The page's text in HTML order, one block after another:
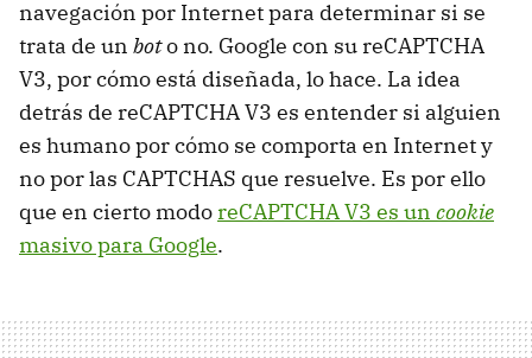
navegación por Internet para determinar si se
trata de un boto no. Google con su reCAPTCHA
V3, por cómo está diseñada, lo hace. La idea
detrás de reCAPTCHA V3 es entender si alguien
es humano por cómo se comporta en Internet y
no por las CAPTCHAS que resuelve. Es por ello
que en cierto modoreCAPTCHA V3 es un cookie
masivo para Google.